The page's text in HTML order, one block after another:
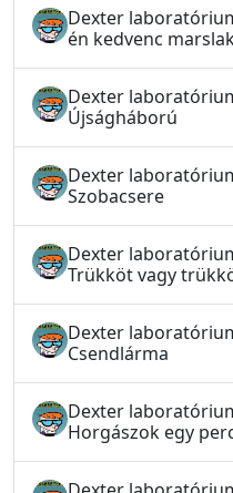
Dexter
én kedvenc
Dexter
Újságháború
Dexter
Szobacsere
Dexter
Trükköt vagy
Dexter
Csendlárma
Dexter
Horgászok egy